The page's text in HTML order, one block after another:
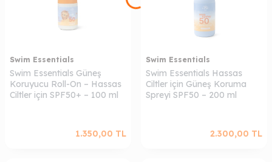
Swim Essentials
Swim Essentials Güneş
Koruyucu Roll-On – Hassas
Ciltler için SPF50+ – 100 ml
1.350,00 TL
Swim Essentials
Swim Essentials Hassas
Ciltler için Güneş Koruma
Spreyi SPF50 – 200 ml
2.300,00 TL